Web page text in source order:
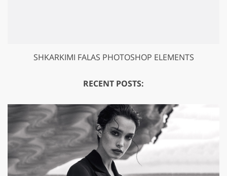
SHKARKIMI FALAS PHOTOSHOP ELEMENTS
RECENT POSTS: